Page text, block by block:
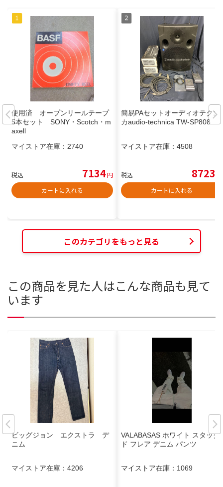
使用済 オープンリールテープ
5本セット SONY・Scotch・m
axell
マイストア在庫： 2740
税込 7134円
カートに入れる
簡易PAセットオーディオテクニ
カaudio-technica TW-SP808
マイストア在庫： 4508
税込 8723
カートに入れる
このカテゴリをもっと見る
この商品を見た人はこんな商品も見て
います
ビッグジョン エクストラ デ
ニム
マイストア在庫： 4206
VALABASAS ホワイト スタック
ド フレア デニム パンツ
マイストア在庫： 1069